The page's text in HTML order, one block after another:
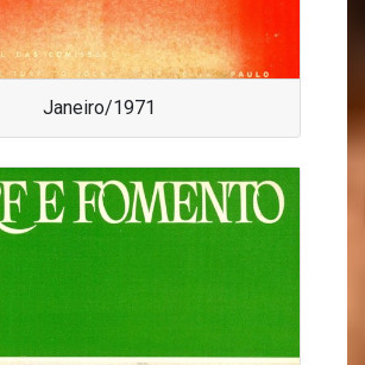
Janeiro/1971